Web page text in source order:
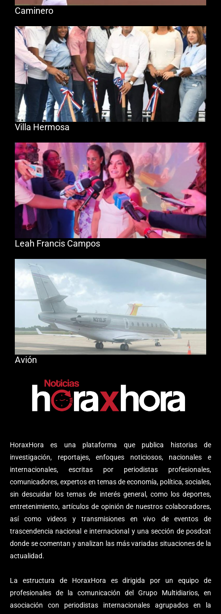
HoraxHora es una plataforma que publica historias de
investigación, reportajes, enfoques noticiosos, nacionales e
internacionales, escritas por periodistas profesionales,
comunicadores, expertos en temas de economía, política, sociales,
sin descuidar los temas de interés general, como los deportes,
entretenimiento, artículos de opinión de nuestros colaboradores,
así como videos y transmisiones en vivo de eventos de
trascendencia nacional e internacional y una sección de posdcat
donde se comentan y analizan las más variadas situaciones de la
actualidad.
La estructura de HoraxHora es dirigida por un equipo de
profesionales de la comunicación del Grupo Multidiarios, en
asociación con periodistas internacionales agrupados en la
Caminero
Villa Hermosa
Leah Francis Campos
Avión